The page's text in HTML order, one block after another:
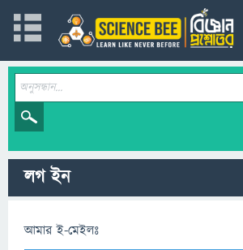
লগ ইন
আমার ই-মেইলঃ